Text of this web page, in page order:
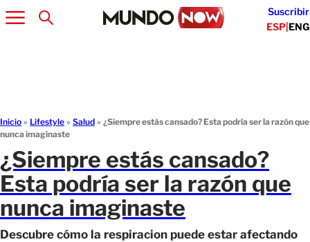
Suscribir
ESP|ENG
Inicio » Lifestyle » Salud » ¿Siempre estás cansado? Esta podría ser la razón que
nunca imaginaste
¿Siempre estás cansado?
Esta podría ser la razón que
nunca imaginaste
Descubre cómo la respiracion puede estar afectando